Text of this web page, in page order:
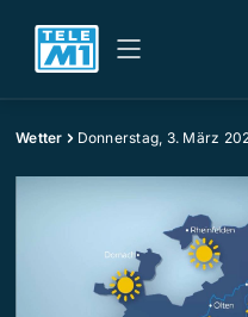
Wetter Donnerstag, 3. März